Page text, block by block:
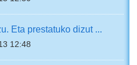
Eta prestatuko dizut ...
12:48